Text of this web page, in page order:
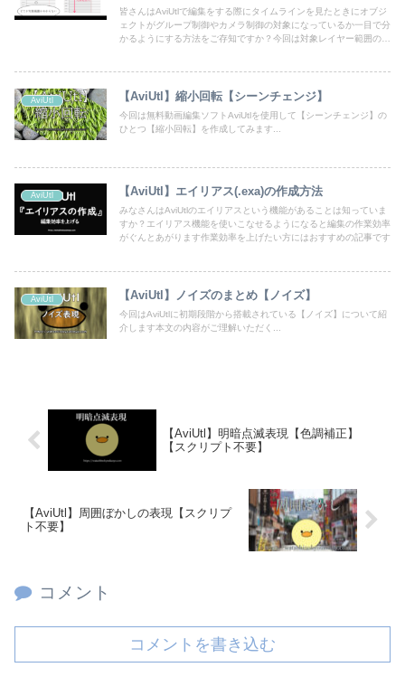
皆さんはAviUtlで編集をする際にタイムラインを見たときにオブジ
ェクトがグループ制御やカメラ制御の対象になっているか一目で分
かるようにする方法をご存知ですか？今回は対象レイヤー範囲の設
AviUtl 【AviUtl】縮小回転【シーンチェンジ】
今回は無料動画編集ソフトAviUtlを使用して【シーンチェンジ】の
ひとつ【縮小回転】を作成してみます...
AviUtl 【AviUtl】エイリアス(.exa)の作成方法
みなさんはAviUtlのエイリアスという機能があることは知っていま
すか？エイリアス機能を使いこなせるようになると編集の作業効率
がぐんとあがります作業効率を上げたい方にはおすすめの記事です
AviUtl 【AviUtl】ノイズのまとめ【ノイズ】
今回はAviUtlに初期段階から搭載されている【ノイズ】について紹
介します本文の内容がご理解いただく...
【AviUtl】明暗点滅表現【色調補正】
【スクリプト不要】
【AviUtl】周囲ぼかしの表現【スクリプ
ト不要】
コメント
コメントを書き込む